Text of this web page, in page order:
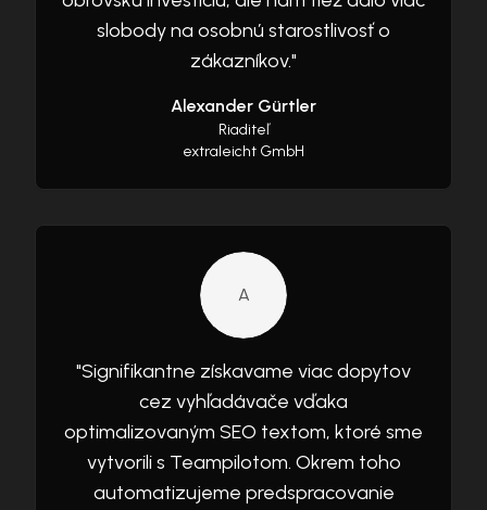
slobody na osobnú starostlivosť o
zákazníkov."
Alexander Gürtler
Riaditeľ
extraleicht GmbH
A
"Signifikantne získavame viac dopytov
cez vyhľadávače vďaka
optimalizovaným SEO textom, ktoré sme
vytvorili s Teampilotom. Okrem toho
automatizujeme predspracovanie